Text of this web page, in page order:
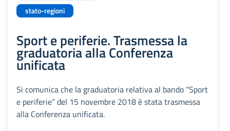
stato-regioni
Sport e periferie. Trasmessa la
graduatoria alla Conferenza
unificata
Si comunica che la graduatoria relativa al bando “Sport
e periferie” del 15 novembre 2018 è stata trasmessa
alla Conferenza unificata.